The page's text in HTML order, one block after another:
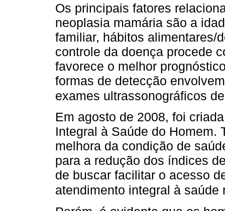
Os principais fatores
neoplasia mamária são a
familiar, hábitos alimentares/
controle da doença procede
favorece o melhor
formas de detecção
exames ultrassonográficos
Em agosto de 2008, foi
Integral à Saúde do Homem.
melhora da condição de
para a redução dos índices
de buscar facilitar o acesso
atendimento integral à saúde